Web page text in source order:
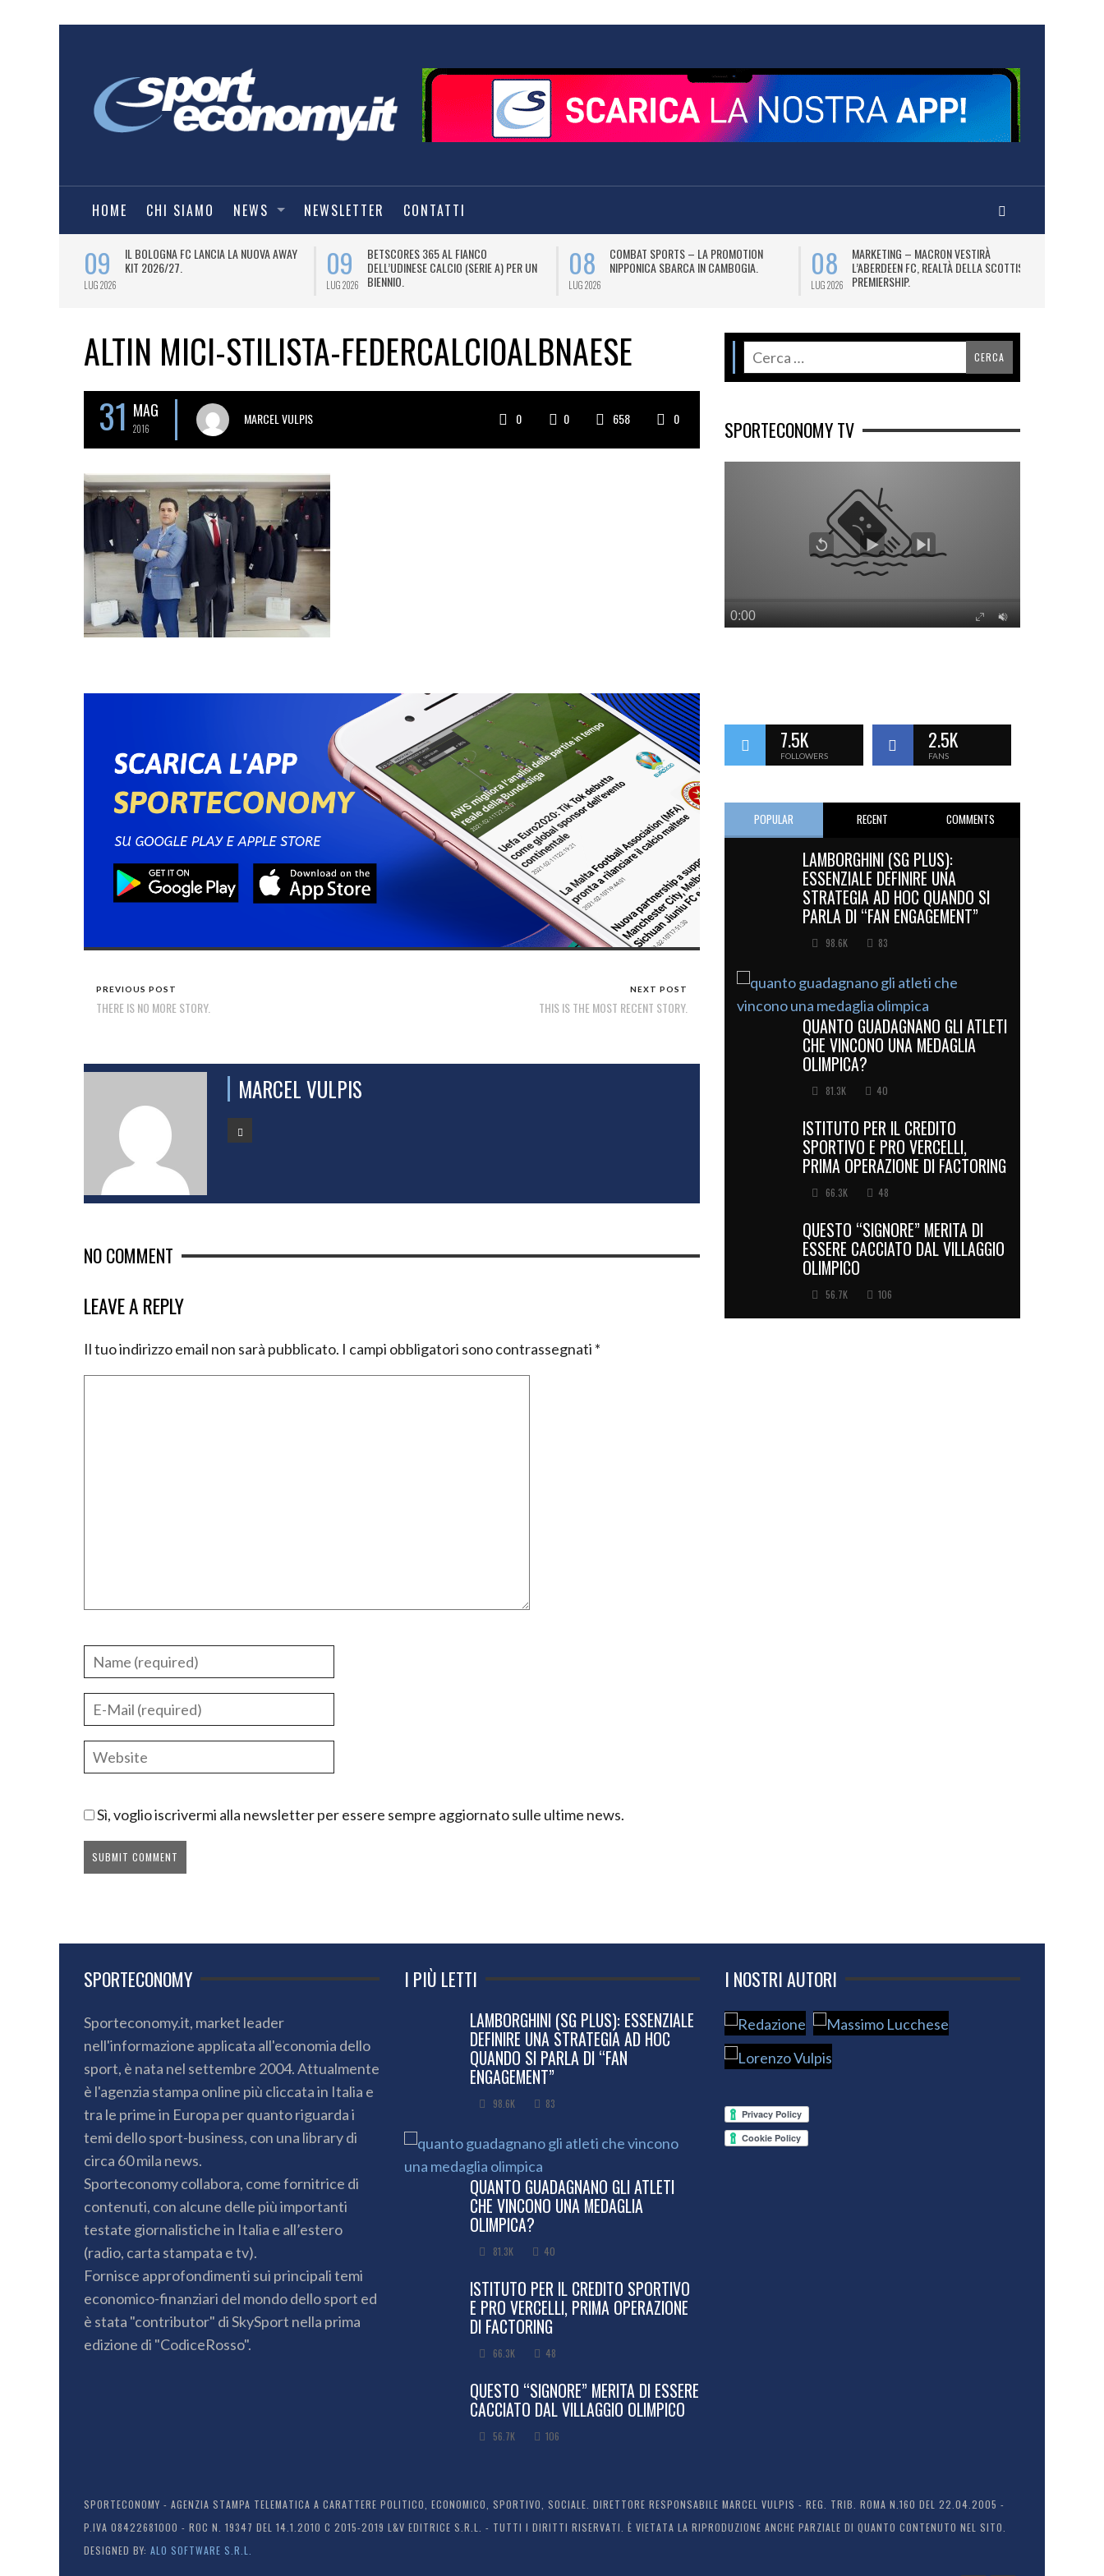
HOME CHI SIAMO NEWS NEWSLETTER CONTATTI
09
LUG 2026
IL BOLOGNA FC LANCIA LA NUOVA AWAY
KIT 2026/27.
09
LUG 2026
BETSCORES 365 AL FIANCO
DELL’UDINESE CALCIO (SERIE A) PER UN
BIENNIO.
08
LUG 2026
COMBAT SPORTS – LA PROMOTION
NIPPONICA SBARCA IN CAMBOGIA.
08
LUG 2026
MARKETING – MACRON VESTIRÀ
L’ABERDEEN FC, REALTÀ DELLA SCOTTISH
PREMIERSHIP.
ALTIN MICI-STILISTA-FEDERCALCIOALBNAESE
31 MAG
2016
MARCEL VULPIS 0 0 658 0
PREVIOUS POST
THERE IS NO MORE STORY.
NEXT POST
THIS IS THE MOST RECENT STORY.
MARCEL VULPIS
NO COMMENT
LEAVE A REPLY
Il tuo indirizzo email non sarà pubblicato. I campi obbligatori sono contrassegnati *
Sì, voglio iscrivermi alla newsletter per essere sempre aggiornato sulle ultime news.
SPORTECONOMY TV
7.5K
FOLLOWERS
2.5K
FANS
POPULAR RECENT COMMENTS
LAMBORGHINI (SG PLUS):
ESSENZIALE DEFINIRE UNA
STRATEGIA AD HOC QUANDO SI
PARLA DI “FAN ENGAGEMENT”
98.6K 83
QUANTO GUADAGNANO GLI ATLETI
CHE VINCONO UNA MEDAGLIA
OLIMPICA?
81.3K 40
ISTITUTO PER IL CREDITO
SPORTIVO E PRO VERCELLI,
PRIMA OPERAZIONE DI FACTORING
66.3K 48
QUESTO “SIGNORE” MERITA DI
ESSERE CACCIATO DAL VILLAGGIO
OLIMPICO
56.7K 106
SPORTECONOMY
Sporteconomy.it, market leader
nell'informazione applicata all'economia dello
sport, è nata nel settembre 2004. Attualmente
è l'agenzia stampa online più cliccata in Italia e
tra le prime in Europa per quanto riguarda i
temi dello sport-business, con una library di
circa 60 mila news.
Sporteconomy collabora, come fornitrice di
contenuti, con alcune delle più importanti
testate giornalistiche in Italia e all’estero
(radio, carta stampata e tv).
Fornisce approfondimenti sui principali temi
economico-finanziari del mondo dello sport ed
è stata "contributor" di SkySport nella prima
edizione di "CodiceRosso".
I PIÙ LETTI
LAMBORGHINI (SG PLUS): ESSENZIALE
DEFINIRE UNA STRATEGIA AD HOC
QUANDO SI PARLA DI “FAN
ENGAGEMENT”
98.6K 83
QUANTO GUADAGNANO GLI ATLETI
CHE VINCONO UNA MEDAGLIA
OLIMPICA?
81.3K 40
ISTITUTO PER IL CREDITO SPORTIVO
E PRO VERCELLI, PRIMA OPERAZIONE
DI FACTORING
66.3K 48
QUESTO “SIGNORE” MERITA DI ESSERE
CACCIATO DAL VILLAGGIO OLIMPICO
56.7K 106
I NOSTRI AUTORI
SPORTECONOMY - AGENZIA STAMPA TELEMATICA A CARATTERE POLITICO, ECONOMICO, SPORTIVO, SOCIALE. DIRETTORE RESPONSABILE MARCEL VULPIS - REG. TRIB. ROMA N.160 DEL 22.04.2005 -
P.IVA 08422681000 - ROC N. 19347 DEL 14.1.2010 C 2015-2019 L&V EDITRICE S.R.L. - TUTTI I DIRITTI RISERVATI. È VIETATA LA RIPRODUZIONE ANCHE PARZIALE DI QUANTO CONTENUTO NEL SITO.
DESIGNED BY: ALO SOFTWARE S.R.L.